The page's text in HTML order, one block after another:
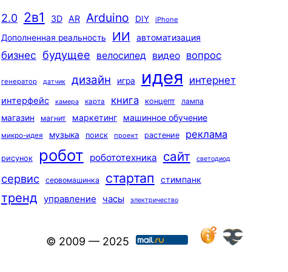
2.0 2в1 3D AR Arduino DIY iPhone
Дополненная реальность ИИ автоматизация
бизнес будущее велосипед видео вопрос
генератор датчик дизайн игра идея интернет
интерфейс камера карта книга концепт лампа
магазин магнит маркетинг машинное обучение
микро-идея музыка поиск проект растение реклама
рисунок робот робототехника сайт светодиод
сервис сервомашинка стартап стимпанк
тренд управление часы электричество
© 2009 — 2025